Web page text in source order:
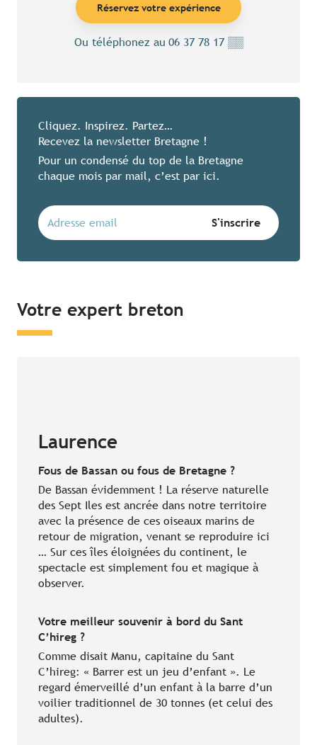
Réservez votre expérience
Ou téléphonez au 06 37 78 17 ▒▒
Cliquez. Inspirez. Partez…
Recevez la newsletter Bretagne !
Pour un condensé du top de la Bretagne
chaque mois par mail, c’est par ici.
Votre expert breton
Laurence
Fous de Bassan ou fous de Bretagne ?
De Bassan évidemment ! La réserve naturelle
des Sept Iles est ancrée dans notre territoire
avec la présence de ces oiseaux marins de
retour de migration, venant se reproduire ici
… Sur ces îles éloignées du continent, le
spectacle est simplement fou et magique à
observer.
Votre meilleur souvenir à bord du Sant
C’hireg ?
Comme disait Manu, capitaine du Sant
C’hireg: « Barrer est un jeu d’enfant ». Le
regard émerveillé d’un enfant à la barre d’un
voilier traditionnel de 30 tonnes (et celui des
adultes).